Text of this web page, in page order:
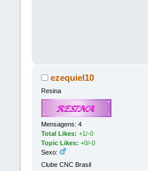
ezequiel10
Resina
Mensagens: 4
Total Likes: +1/-0
Topic Likes: +0/-0
Sexo:
Clube CNC Brasil